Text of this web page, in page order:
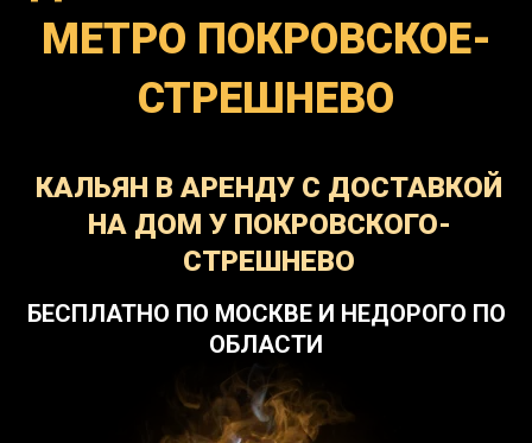
МЕТРО ПОКРОВСКОЕ-
СТРЕШНЕВО
КАЛЬЯН В АРЕНДУ С ДОСТАВКОЙ
НА ДОМ У ПОКРОВСКОГО-
СТРЕШНЕВО
БЕСПЛАТНО ПО МОСКВЕ И НЕДОРОГО ПО
ОБЛАСТИ